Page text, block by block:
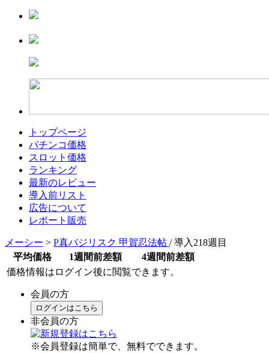
トップページ
パチンコ価格
スロット価格
ランキング
最新のレビュー
導入前リスト
広告について
レポート販売
メーシー > P真バジリスク 甲賀忍法帖 / 導入218週目
平均価格
1週間前差額
4週間前差額
価格情報はログイン後に閲覧できます。
会員の方
ログインはこちら
非会員の方
※会員登録は簡単で、無料でできます。